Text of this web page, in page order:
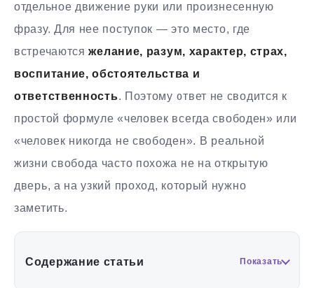
отдельное движение руки или произнесенную
фразу. Для нее поступок — это место, где
встречаютсяжелание, разум, характер, страх,
воспитание, обстоятельства и
ответственность. Поэтому ответ не сводится к
простой формуле «человек всегда свободен» или
«человек никогда не свободен». В реальной
жизни свобода часто похожа не на открытую
дверь, а на узкий проход, который нужно
заметить.
Содержание статьи Показать